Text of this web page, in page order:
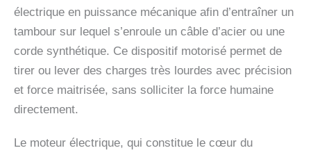
électrique en puissance mécanique afin d’entraîner un
tambour sur lequel s’enroule un câble d’acier ou une
corde synthétique. Ce dispositif motorisé permet de
tirer ou lever des charges très lourdes avec précision
et force maitrisée, sans solliciter la force humaine
directement.
Le moteur électrique, qui constitue le cœur du